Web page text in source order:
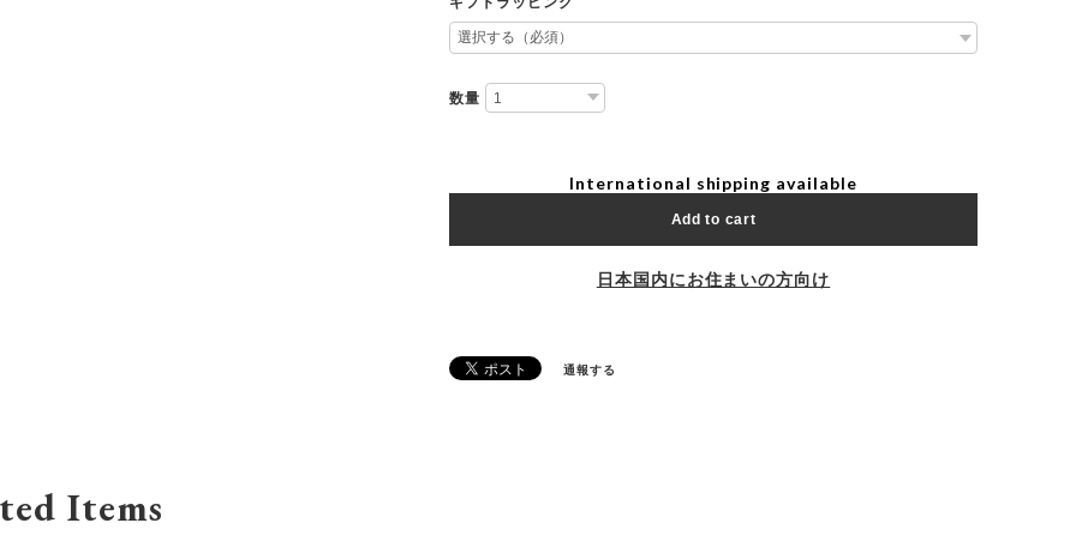
数量
International shipping available
Add to cart
日本国内にお住まいの方向け
通報する
Items